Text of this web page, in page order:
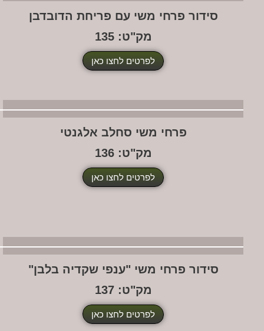
סידור פרחי משי עם פריחת הדובדבן
מק"ט: 135
לפרטים לחצו כאן
פרחי משי סחלב אלגנטי
מק"ט: 136
לפרטים לחצו כאן
סידור פרחי משי "ענפי שקדיה בלבן"
מק"ט: 137
לפרטים לחצו כאן